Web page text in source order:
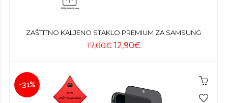
ZAŠTITNO KALJENO STAKLO PREMIUM ZA SAMSUNG
17,00€ 12,90€
-31%